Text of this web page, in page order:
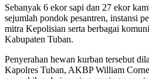
Sebanyak 6 ekor sapi dan 27 ekor
sejumlah pondok pesantren, instansi
mitra Kepolisian serta berbagai
Kabupaten Tuban.
Penyerahan hewan kurban tersebut
Kapolres Tuban, AKBP William